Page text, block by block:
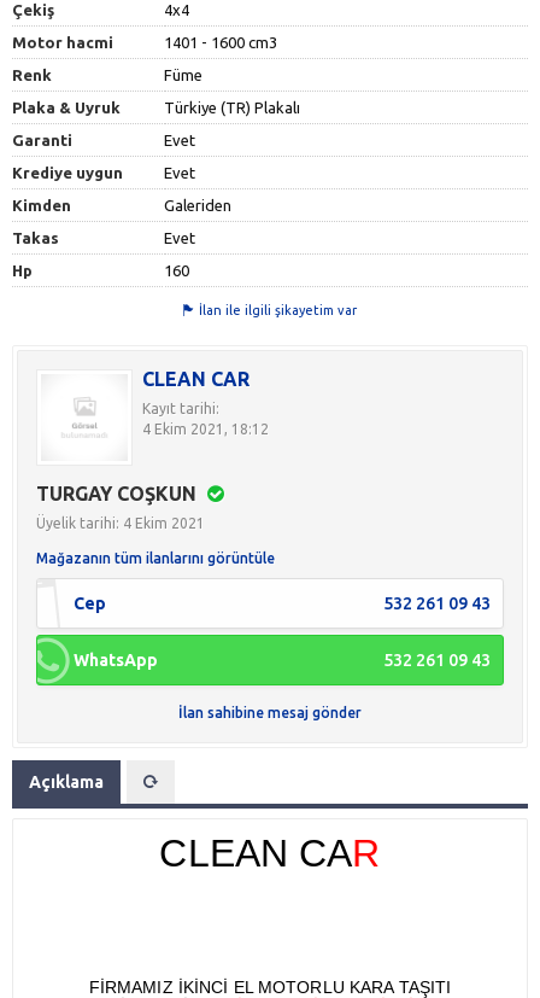
Çekiş
4x4
Motor hacmi
1401 - 1600 cm3
Renk
Füme
Plaka & Uyruk
Türkiye (TR) Plakalı
Garanti
Evet
Krediye uygun
Evet
Kimden
Galeriden
Takas
Evet
Hp
160
İlan ile ilgili şikayetim var
CLEAN CAR
Kayıt tarihi:
4 Ekim 2021, 18:12
TURGAY COŞKUN
Üyelik tarihi: 4 Ekim 2021
Mağazanın tüm ilanlarını görüntüle
Cep 532 261 09 43
WhatsApp 532 261 09 43
İlan sahibine mesaj gönder
Açıklama
CLEAN CAR
FİRMAMIZ İKİNCİ EL MOTORLU KARA TAŞITI